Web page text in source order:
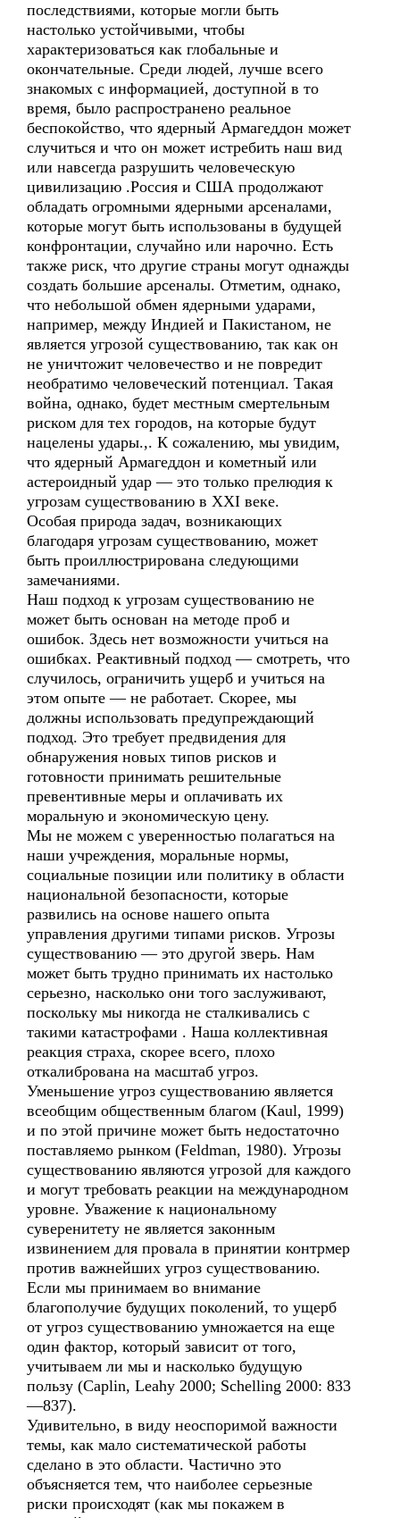
последствиями, которые могли быть
настолько устойчивыми, чтобы
характеризоваться как глобальные и
окончательные. Среди людей, лучше всего
знакомых с информацией, доступной в то
время, было распространено реальное
беспокойство, что ядерный Армагеддон может
случиться и что он может истребить наш вид
или навсегда разрушить человеческую
цивилизацию .Россия и США продолжают
обладать огромными ядерными арсеналами,
которые могут быть использованы в будущей
конфронтации, случайно или нарочно. Есть
также риск, что другие страны могут однажды
создать большие арсеналы. Отметим, однако,
что небольшой обмен ядерными ударами,
например, между Индией и Пакистаном, не
является угрозой существованию, так как он
не уничтожит человечество и не повредит
необратимо человеческий потенциал. Такая
война, однако, будет местным смертельным
риском для тех городов, на которые будут
нацелены удары.,. К сожалению, мы увидим,
что ядерный Армагеддон и кометный или
астероидный удар — это только прелюдия к
угрозам существованию в XXI веке.
Особая природа задач, возникающих
благодаря угрозам существованию, может
быть проиллюстрирована следующими
замечаниями.
Наш подход к угрозам существованию не
может быть основан на методе проб и
ошибок. Здесь нет возможности учиться на
ошибках. Реактивный подход — смотреть, что
случилось, ограничить ущерб и учиться на
этом опыте — не работает. Скорее, мы
должны использовать предупреждающий
подход. Это требует предвидения для
обнаружения новых типов рисков и
готовности принимать решительные
превентивные меры и оплачивать их
моральную и экономическую цену.
Мы не можем с уверенностью полагаться на
наши учреждения, моральные нормы,
социальные позиции или политику в области
национальной безопасности, которые
развились на основе нашего опыта
управления другими типами рисков. Угрозы
существованию — это другой зверь. Нам
может быть трудно принимать их настолько
серьезно, насколько они того заслуживают,
поскольку мы никогда не сталкивались с
такими катастрофами . Наша коллективная
реакция страха, скорее всего, плохо
откалибрована на масштаб угроз.
Уменьшение угроз существованию является
всеобщим общественным благом (Kaul, 1999)
и по этой причине может быть недостаточно
поставляемо рынком (Feldman, 1980). Угрозы
существованию являются угрозой для каждого
и могут требовать реакции на международном
уровне. Уважение к национальному
суверенитету не является законным
извинением для провала в принятии контрмер
против важнейших угроз существованию.
Если мы принимаем во внимание
благополучие будущих поколений, то ущерб
от угроз существованию умножается на еще
один фактор, который зависит от того,
учитываем ли мы и насколько будущую
пользу (Caplin, Leahy 2000; Schelling 2000: 833
—837).
Удивительно, в виду неоспоримой важности
темы, как мало систематической работы
сделано в это области. Частично это
объясняется тем, что наиболее серьезные
риски происходят (как мы покажем в